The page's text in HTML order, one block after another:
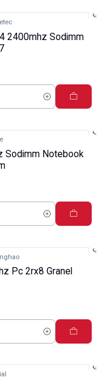
2400mhz Sodimm
Sodimm Notebook
Pc 2rx8 Granel